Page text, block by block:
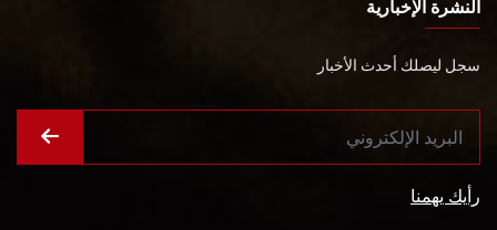
النشرة الإخبارية
سجل ليصلك أحدث الأخبار
رأيك يهمنا